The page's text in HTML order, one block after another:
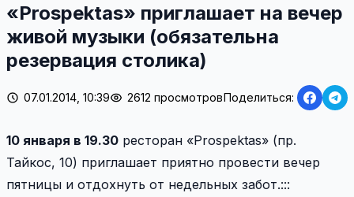
«Prospektas» приглашает на вечер
живой музыки (обязательна
резервация столика)
07.01.2014, 10:39 2612 просмотровПоделиться:
10 января в 19.30 ресторан «Prospektas» (пр.
Тайкос, 10) приглашает приятно провести вечер
пятницы и отдохнуть от недельных забот.:::